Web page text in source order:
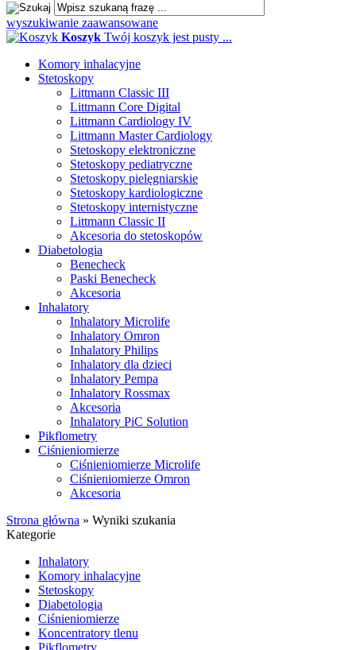
wyszukiwanie zaawansowane
Koszyk Twój koszyk jest pusty ...
Komory inhalacyjne
Stetoskopy
Littmann Classic III
Littmann Core Digital
Littmann Cardiology IV
Littmann Master Cardiology
Stetoskopy elektroniczne
Stetoskopy pediatryczne
Stetoskopy pielęgniarskie
Stetoskopy kardiologiczne
Stetoskopy internistyczne
Littmann Classic II
Akcesoria do stetoskopów
Diabetologia
Benecheck
Paski Benecheck
Akcesoria
Inhalatory
Inhalatory Microlife
Inhalatory Omron
Inhalatory Philips
Inhalatory dla dzieci
Inhalatory Pempa
Inhalatory Rossmax
Akcesoria
Inhalatory PiC Solution
Pikflometry
Ciśnieniomierze
Ciśnieniomierze Microlife
Ciśnieniomierze Omron
Akcesoria
Strona główna » Wyniki szukania
Kategorie
Inhalatory
Komory inhalacyjne
Stetoskopy
Diabetologia
Ciśnieniomierze
Koncentratory tlenu
Pikflometry